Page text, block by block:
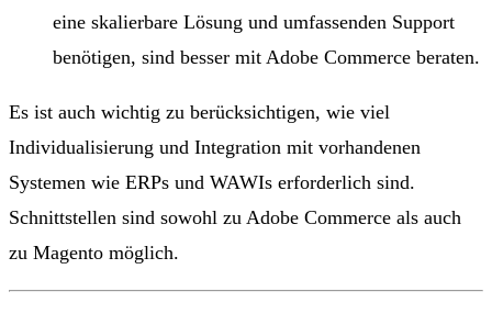
eine skalierbare Lösung und umfassenden Support
benötigen, sind besser mit Adobe Commerce beraten.
Es ist auch wichtig zu berücksichtigen, wie viel
Individualisierung und Integration mit vorhandenen
Systemen wie ERPs und WAWIs erforderlich sind.
Schnittstellen sind sowohl zu Adobe Commerce als auch
zu Magento möglich.